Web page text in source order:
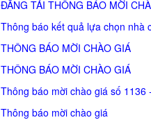
ĐĂNG TẢI THÔNG BÁO MỜI
Thông báo kết quả lựa chọn nhà
THÔNG BÁO MỜI CHÀO GIÁ
THÔNG BÁO MỜI CHÀO GIÁ
Thông báo mời chào giá số 1136
Thông báo mời chào giá